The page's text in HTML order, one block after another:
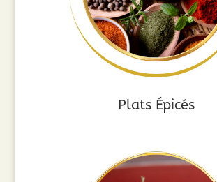
Plats Épicés